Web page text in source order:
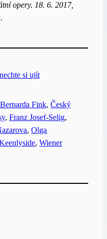
opery. 18. 6. 2017,
si ujít
Bernarda Fink, Český
, Franz Josef-Selig
, Olga
, Wiener